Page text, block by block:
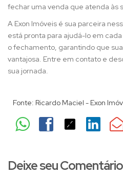
fechar uma venda que atenda às
A Exon Imóveis é sua parceira
está pronta para ajudá-lo em
o fechamento, garantindo que
vantajosa. Entre em contato e
sua jornada.
Fonte: Ricardo Maciel - Exon
Deixe seu Comentário